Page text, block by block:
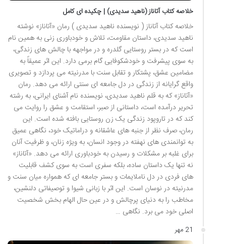
خلاصه کتاب آتاناز (ناهید سدیدی) | چکیده ای کامل
خلاصه کتاب آتاناز ( نویسنده ناهید سدیدی ) رمان «آتاناز» نوشته
ناهید سدیدی، داستان مقاومت، تلاش و خودباوری زنی به همین نام
است که در بستر روستایی گلدره و در مواجهه با چالش های زندگی،
به سوی پیشرفت و خودشکوفایی گام برمی دارد. این اثر عمیقاً به
مضامین عشق، پشتکار و تقابل سنت با مدرنیته می پردازد و تصویری
واقع گرایانه از زندگی در دل جامعه ای سنتی ارائه می دهد. رمان
«آتاناز» که به قلم ناهید سدیدی، نویسنده نام آشنای ایرانی، به رشته
تحریر درآمده است، داستانی از صبر، استقامت و عشق را روایت می
کند که در تاروپود زندگی یک زن روستایی بافته شده است. این
رمان، صرف نظر از جنبه های عاشقانه و دراماتیک خود، نگاهی عمیق
به توانمندی های نهفته در وجود انسان، به ویژه زنان، و ظرفیت آنان
برای غلبه بر مشکلات و رسیدن به خودباوری ارائه می دهد. «آتاناز»
نه تنها یک داستان ساده، بلکه سفری است به سوی کشف قابلیت
های فردی در دل ناملایمات و بستر جامعه ای که همواره میان سنت و
مدرنیته در نوسان است. این اثر با زبانی شیوا و توصیفاتی دلنشین،
مخاطب را به دنیای پرچالش و در عین حال الهام بخش شخصیت
اصلی خود می برد. نگاهی …
21 مهر